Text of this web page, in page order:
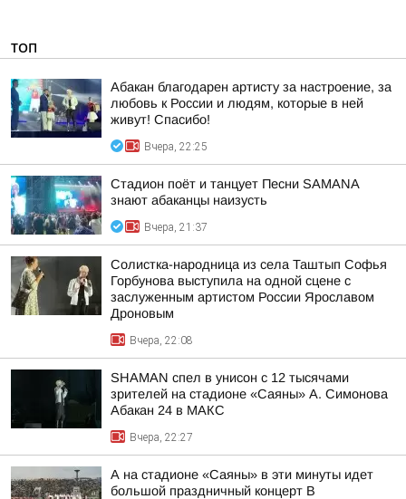
ТОП
Абакан благодарен артисту за настроение, за
любовь к России и людям, которые в ней
живут! Спасибо!
Вчера, 22:25
Стадион поёт и танцует Песни SAMANA
знают абаканцы наизусть
Вчера, 21:37
Солистка-народница из села Таштып Софья
Горбунова выступила на одной сцене с
заслуженным артистом России Ярославом
Дроновым
Вчера, 22:08
SHAMAN спел в унисон с 12 тысячами
зрителей на стадионе «Саяны» А. Симонова
Абакан 24 в МАКС
Вчера, 22:27
А на стадионе «Саяны» в эти минуты идет
большой праздничный концерт В